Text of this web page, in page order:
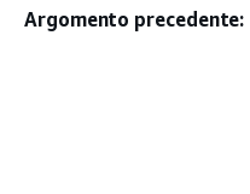
Argomento precedente: